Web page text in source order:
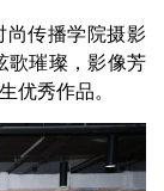
尚传播学院摄影
歌璀璨，影像芳
优秀作品。